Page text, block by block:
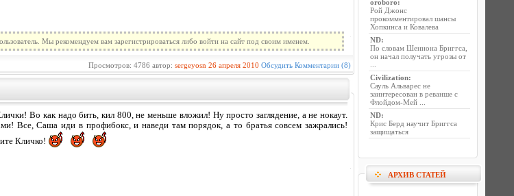
Мы рекомендуем вам зарегистрироваться либо войти на сайт под своим именем.
Просмотров: 4786 автор: sergeyosn 26 апреля 2010 Обсудить Комментарии (8)
Во как надо бить, кил 800, не меньше вложил! Ну просто заглядение, а не нокаут.
Все, Саша иди в профибокс, и наведи там порядок, а то братья совсем зажрались!
Кличко!
oroboro:
Рой Джонс
прокомментировал шансы
Хопкинса и Ковалева
ND:
По словам Шеннона Бриггса,
он начал получать угрозы от
Civilization:
Сауль Альварес не
заинтересован в реванше с
Флойдом-Мей ...
ND:
Крис Берд научит Бриггса
защищаться
АРХИВ СТАТЕЙ